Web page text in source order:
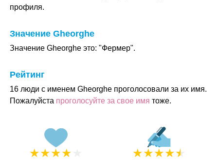
профиля.
Значение Gheorghe
Значение Gheorghe это: "Фермер".
Рейтинг
16 люди с именем Gheorghe проголосовали за их имя.
Пожалуйста проголосуйте за свое имя тоже.
★★★★ ★★★★★